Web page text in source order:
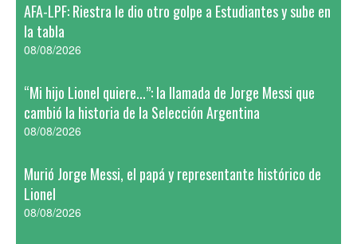
AFA-LPF: Riestra le dio otro golpe a Estudiantes y sube en
la tabla
08/08/2026
“Mi hijo Lionel quiere...”: la llamada de Jorge Messi que
cambió la historia de la Selección Argentina
08/08/2026
Murió Jorge Messi, el papá y representante histórico de
Lionel
08/08/2026